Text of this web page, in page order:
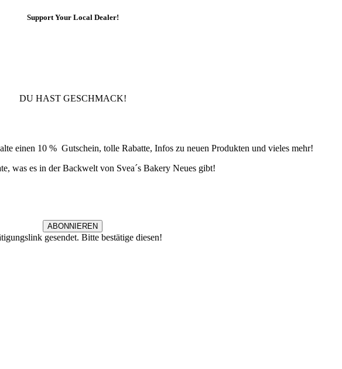
Support Your Local Dealer!
DU HAST GESCHMACK!
einen 10 % Gutschein, tolle Rabatte, Infos zu neuen Produkten und vieles mehr!
was es in der Backwelt von Svea´s Bakery Neues gibt!
ABONNIEREN
gesendet. Bitte bestätige diesen!